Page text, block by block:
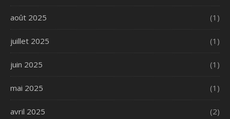
août 2025 (1)
juillet 2025 (1)
juin 2025 (1)
mai 2025 (1)
avril 2025 (2)